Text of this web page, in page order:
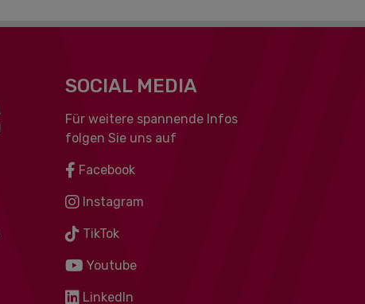
SOCIAL MEDIA
Für weitere spannende Infos
folgen Sie uns auf
Facebook
Instagram
TikTok
Youtube
LinkedIn